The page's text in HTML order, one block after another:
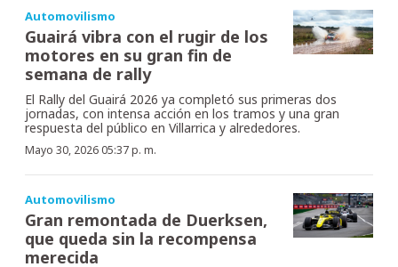
Automovilismo
Guairá vibra con el rugir de los
motores en su gran fin de
semana de rally
El Rally del Guairá 2026 ya completó sus primeras dos
jornadas, con intensa acción en los tramos y una gran
respuesta del público en Villarrica y alrededores.
Mayo 30, 2026 05:37 p. m.
Automovilismo
Gran remontada de Duerksen,
que queda sin la recompensa
merecida